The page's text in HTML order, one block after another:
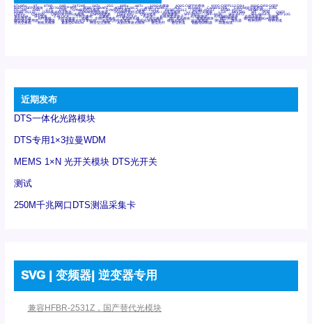
6Tx6Rx 8T 8T8R 24R 24T24R 24Tx 25G 48Rx 48Tx 100G光模块 400G OSFP光模块 400G QSFP112 DR4 800G DR8 OSFP
800G OSFP光模块 AD7606国产替代 AFBR-57B4APZ AFBR-1528CZ AFBR-2528CZ AOC Bypass Camera Link CWDM波分复用器 DAS
DC~4M DSS DTS DVS GYMB光纤连接器 GYM光纤连接器 HFBR-1531Z HFBR-2531Z HFBR-4501Z HFBR-4503Z HFBR-4511Z
HFBR-4513Z J599A6光纤连接器 J599A8光电连接器 J599MT光纤连接器 J599Ⅰ光电连接器 LC超短型光模块 LGA Mini SAS MT POB QSFP
QSFP+ QSFP28 QSFP28 100G光模块 QSFP28笼座 QSFP 40G QSFP笼座 RP连接器 SFF-8431 SFF-8436 SFF-8472 SFF-8654 4i SFP 10G
SFP MSA SFP笼座 Z-BLOCK 万兆交换机 交换机 光切换仪OLP 光开关 光模块笼子座子 光电探测器 光电编码器模块 光电连接器 光端机
光纤激光器 光纤跳线 光纤连接器 光耦 全国产交换机 军品级光耦 千兆交换机 国产化光模块 射频光模块 微型光模块 微型可插拔BGA光模块
微型波分复用器 探测器 收发模块光学引擎组件 机架式光纤收发器 模拟光发射模块 模拟光器件 波分复用器 测试版 激光器 特种光纤 特种光缆
百兆交换机 相机光模块 紧凑型DWDM 网管型交换机 表贴式单路光模块 通信光纤 通信光缆 铌酸锂调制器 高速线缆
近期发布
DTS一体化光路模块
DTS专用1×3拉曼WDM
MEMS 1×N 光开关模块 DTS光开关
测试
250M千兆网口DTS测温采集卡
SVG | 变频器| 逆变器专用
兼容HFBR-2531Z，国产替代光模块